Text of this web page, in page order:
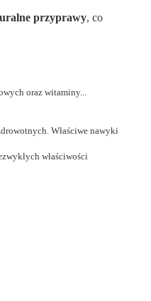
przyprawy, co
oraz witaminy...
Właściwe nawyki
właściwości